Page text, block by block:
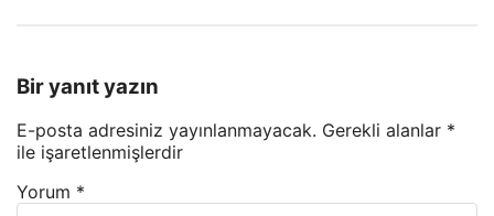
Bir yanıt yazın
E-posta adresiniz yayınlanmayacak. Gerekli alanlar *
ile işaretlenmişlerdir
Yorum *